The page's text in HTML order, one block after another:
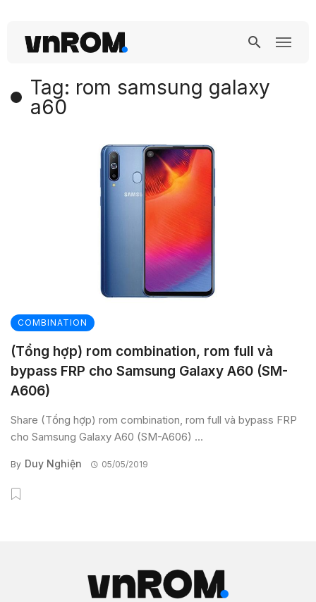
Tag: rom samsung galaxy
a60
COMBINATION
(Tổng hợp) rom combination, rom full và
bypass FRP cho Samsung Galaxy A60 (SM-
A606)
Share (Tổng hợp) rom combination, rom full và bypass FRP
cho Samsung Galaxy A60 (SM-A606) ...
By Duy Nghiện 05/05/2019